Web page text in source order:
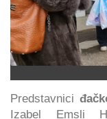
Predstavnici
Izabel Emsli